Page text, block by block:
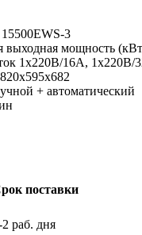
3
выходная мощность
1х220В/16A, 1х220В/
820x595x682
+ автоматический
поставки
2 раб. дня